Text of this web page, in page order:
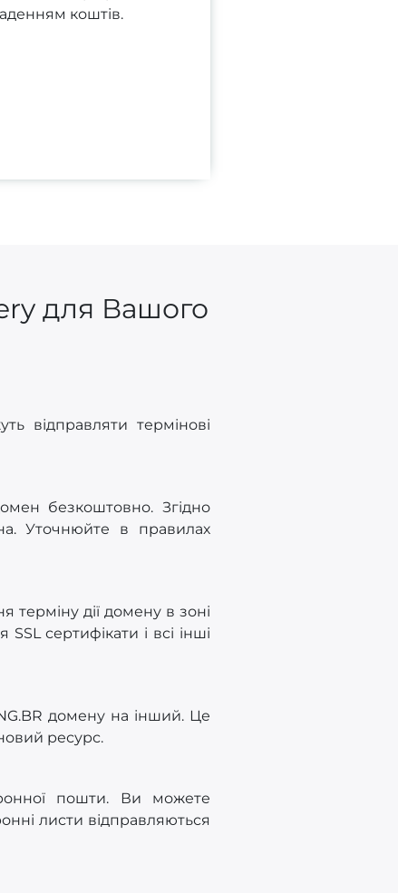
коштів.
для Вашого
відправляти термінові
безкоштовно. Згідно
Уточнюйте в правилах
терміну дії домену в зоні
сертифікати і всі інші
домену на інший. Це
ресурс.
пошти. Ви можете
листи відправляються